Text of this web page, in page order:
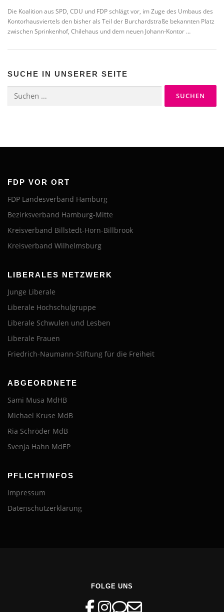
Die Koalition aus SPD, CDU und FDP schlägt vor, im Zuge des Umbaus des
Kontorhausviertels den bisher als Teil der Burchardstraße bekannten Platz
zwischen Sprinkenhof, Chilehaus und dem neuen Johann-Kontor …
SUCHE IN UNSERER SEITE
nach:
FDP VOR ORT
FDP Landesverband Hamburg
Bezirksverband Hamburg-Mitte
Kreisverband Billstedt-Horn-Billbrook
Kreisverband Wilhelmsburg
LIBERALES NETZWERK
Junge Liberale
Liberale Hochschulgruppe
Liberale Schwulen und Lesben
Liberale Frauen
Friedrich-Naumann-Stiftung für die Freiheit
ABGEORDNETE
Sami Musa MdHB
Michael Kruse MdB
Ria Schröder MdB
Svenja Hahn MdEP
PFLICHTINFOS
Impressum
Datenschutzerklärung
FOLGE UNS